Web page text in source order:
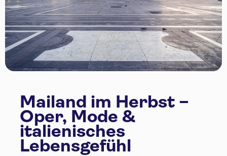
Mailand im Herbst –
Oper, Mode &
italienisches
Lebensgefühl